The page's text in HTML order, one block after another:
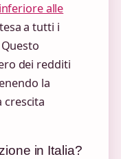
alle
a tutti i
dei redditi
la
crescita
in Italia?